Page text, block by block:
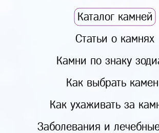
Каталог камней
Статьи о камнях
Камни по знаку
Как выбрать
Как ухаживать за
Заболевания и